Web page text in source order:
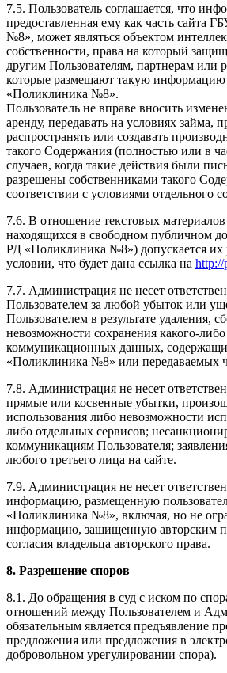
7.5. Пользователь соглашается, что
предоставленная ему как часть сайта
№8», может являться объектом
собственности, права на который
другим Пользователям, партнерам или
которые размещают такую
«Поликлиника №8».
Пользователь не вправе вносить
аренду, передавать на условиях займа,
распространять или создавать
такого Содержания (полностью или в
случаев, когда такие действия были
разрешены собственниками такого
соответствии с условиями отдельного
7.6. В отношение текстовых
находящихся в свободном публичном
РД «Поликлиника №8») допускается их
условии, что будет дана ссылка на
7.7. Администрация не несет
Пользователем за любой убыток или
Пользователем в результате удаления,
невозможности сохранения какого-
коммуникационных данных,
«Поликлиника №8» или передаваемых
7.8. Администрация не несет
прямые или косвенные убытки,
использования либо невозможности
либо отдельных сервисов;
коммуникациям Пользователя;
любого третьего лица на сайте.
7.9. Администрация не несет
информацию, размещенную
«Поликлиника №8», включая, но не
информацию, защищенную авторским
согласия владельца авторского права.
8. Разрешение споров
8.1. До обращения в суд с иском по
отношений между Пользователем и
обязательным является предъявление
предложения или предложения в
добровольном урегулировании спора).